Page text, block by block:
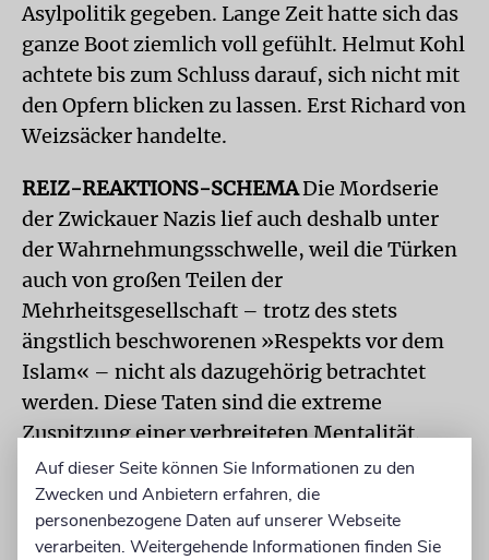
Asylpolitik gegeben. Lange Zeit hatte sich das
ganze Boot ziemlich voll gefühlt. Helmut Kohl
achtete bis zum Schluss darauf, sich nicht mit
den Opfern blicken zu lassen. Erst Richard von
Weizsäcker handelte.
REIZ-REAKTIONS-SCHEMADie Mordserie
der Zwickauer Nazis lief auch deshalb unter
der Wahrnehmungsschwelle, weil die Türken
auch von großen Teilen der
Mehrheitsgesellschaft – trotz des stets
ängstlich beschworenen »Respekts vor dem
Islam« – nicht als dazugehörig betrachtet
werden. Diese Taten sind die extreme
Zuspitzung einer verbreiteten Mentalität.
Daraus wäre zu lernen, dass nicht in erster
Linie »der Islam«, sondern die Türken und die
Deutschen türkischer Herkunft zu
Auf dieser Seite können Sie Informationen zu den
Zwecken und Anbietern erfahren, die
personenbezogene Daten auf unserer Webseite
verarbeiten. Weitergehende Informationen finden Sie